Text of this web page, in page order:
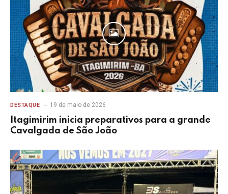
DESTAQUE 19 de maio de 2026
Itagimirim inicia preparativos para a grande
Cavalgada de São João